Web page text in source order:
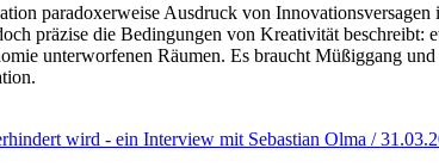
paradoxerweise Ausdruck von
präzise die Bedingungen von Kreativität
unterworfenen Räumen. Es braucht Müßiggang
wird - ein Interview mit Sebastian Olma /